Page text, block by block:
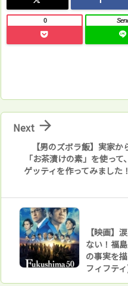
0
【男のズボラ飯】実家
「お茶漬けの素」を使っ
ゲッティを作ってみました

Next
【映画】
ない！福
の事実を
フィフティ)